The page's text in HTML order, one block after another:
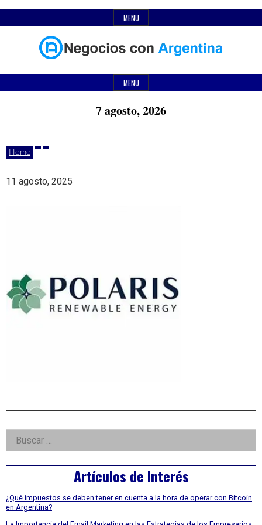
to
MENU
Negocios
con
Argentina
Últimas
noticias,
comunicados
actualidad
de
Header
MENU
7 agosto, 2026
Home
11 agosto, 2025
Right
Asides
Buscar:
Artículos de Interés
¿Qué impuestos se deben tener en cuenta a la hora de operar con Bitcoin
en Argentina?